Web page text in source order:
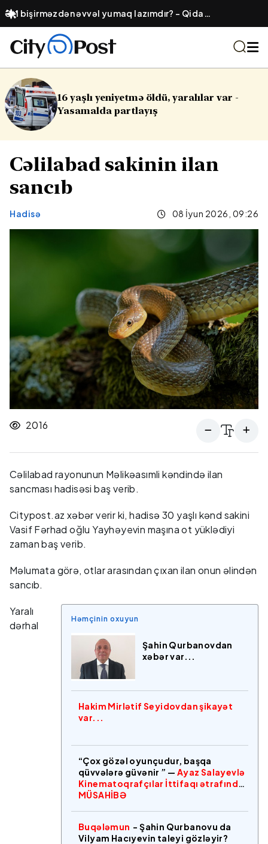
Əti bişirməzdən əvvəl yumaq lazımdır? – Qida
təhlükəsizliyi haqqında yayılmış yanlışlıq
yaralılar var -
Cinayət işləri ilə
Cəlilabad sakinin ilan
sancıb
Hadisə 08 İyun 2026, 09:26
2016
Cəlilabad rayonunun Məlikəasımli kəndində ilan
sancması hadisəsi baş verib.
Citypost.az xəbər verir ki, hadisə 30 yaşlı kənd sakini
Vasif Fərhad oğlu Yayhəyevin maşına ot yüklədiyi
zaman baş verib.
Məlumata görə, otlar arasından çıxan ilan onun əlindən
sancıb.
Həmçinin oxuyun
Şahin Qurbanovdan
xəbər var...
Hakim Mirlətif Seyidovdan şikayət
var...
“Çox gözəl oyunçudur, başqa
qüvvələrə güvənir ” — Ayaz Salayevlə
Kinematoqrafçılar İttifaqı ətrafında
MÜSAHİBƏ
Buqələmun - Şahin Qurbanovu da
Vilyam Hacıyevin taleyi gözləyir?
Yaralı
dərhal